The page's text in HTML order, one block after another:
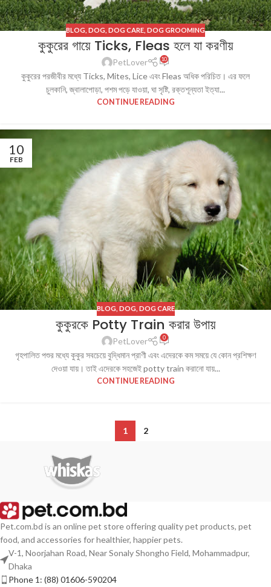
BLOG DOG DOG CARE DOG GROOMING
কুকুরের গায়ে Ticks, Fleas হলে যা করণীয়
PetLover 10
কুকুরের পরজীবীর মধ্যে Ticks, Mites, Lice এবং Fleas অধিক পরিচিত। এর ফলে
চুলকানি, জ্বালাপোড়া, পশম পড়ে যাওয়া, ঘা সৃষ্টি, রক্তশূন্যতা ইত্যা...
CONTINUE READING
10
FEB
BLOG DOG DOG CARE
কুকুরকে Potty Train করার উপায়
PetLover 0
গৃহপালিত পশুর মধ্যে কুকুর সবচেয়ে বুদ্ধিমান প্রাণী এবং এদেরকে কম সময়ে যে কোন প্রশিক্ষণ
দেওয়া যায়। তাই এদেরকে সহজেই potty train করানো যায়...
CONTINUE READING
1 2
Pet.com.bd is an online pet store offering quality pet products, pet
food, and accessories for healthier, happier pets.
V-1, Noorjahan Road, Near Sonaly Shongho Field, Mohammadpur,
Dhaka
Phone 1: (88) 01606-590204